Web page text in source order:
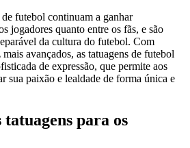
futebol continuam a ganhar
jogadores quanto entre os fãs, e são
da cultura do futebol. Com
avançados, as tatuagens de futebol
de expressão, que permite aos
sua paixão e lealdade de forma única e
para os